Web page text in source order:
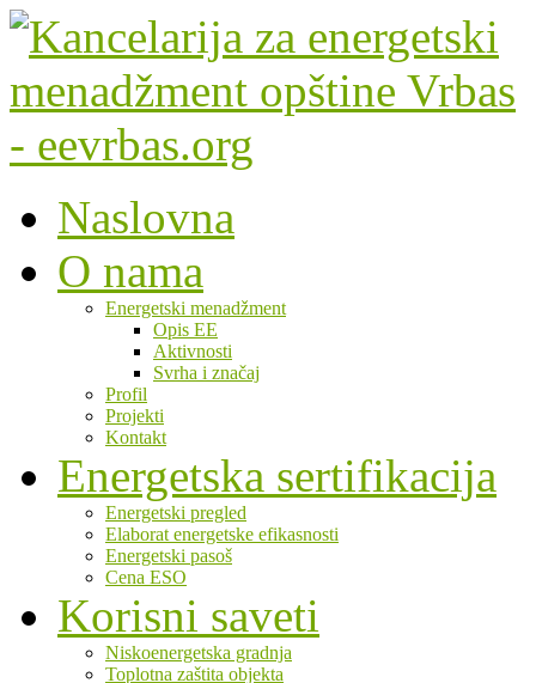
Naslovna
O nama
Energetski menadžment
Opis EE
Aktivnosti
Svrha i značaj
Profil
Projekti
Kontakt
Energetska sertifikacija
Energetski pregled
Elaborat energetske efikasnosti
Energetski pasoš
Cena ESO
Korisni saveti
Niskoenergetska gradnja
Toplotna zaštita objekta